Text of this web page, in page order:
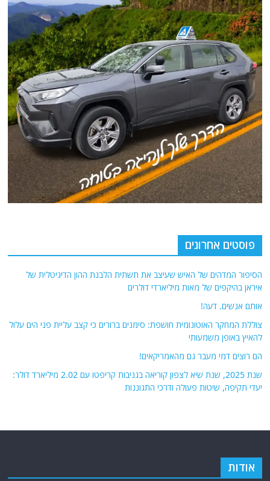
פוסטים אחרונים
הסיפור המדהים של האיש שעיצב את תשתית הלבנת ההון הדיגיטלית של
איראן בהיקפים של מאות מיליארדי דולרים
אותם אנשים. דעה!
צוללת המחקר האוטונומית חושפת: סימנים ברורים כי קצב עליית פני הים עלול
להאיץ באופן משמעותי
הם רוצים דמי מעבר גם מהאמריקאים!
שנת 2025, שנת שיא לצפון קוריאה בגניבות קריפטו עם 2.02 מיליארד דולר:
יעדי תקיפה, שיטות פעולה ודרכי התגוננות
אודות